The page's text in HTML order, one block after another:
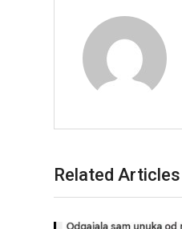
Related Articles